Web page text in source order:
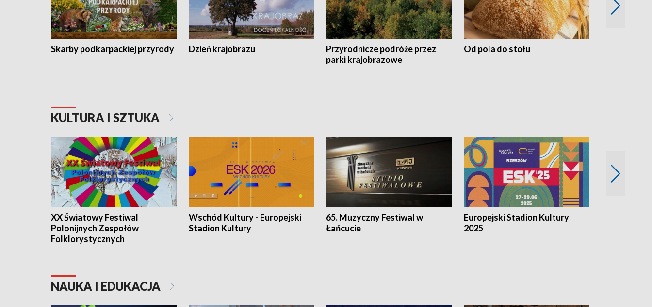
Skarby podkarpackiej przyrody Dzień krajobrazu
Przyrodnicze podróże przez
parki krajobrazowe
Od pola do stołu
KULTURA I SZTUKA
XX Światowy Festiwal
Polonijnych Zespołów
Folklorystycznych
Wschód Kultury - Europejski
Stadion Kultury
65. Muzyczny Festiwal w
Łańcucie
Europejski Stadion Kultury
2025
NAUKA I EDUKACJA